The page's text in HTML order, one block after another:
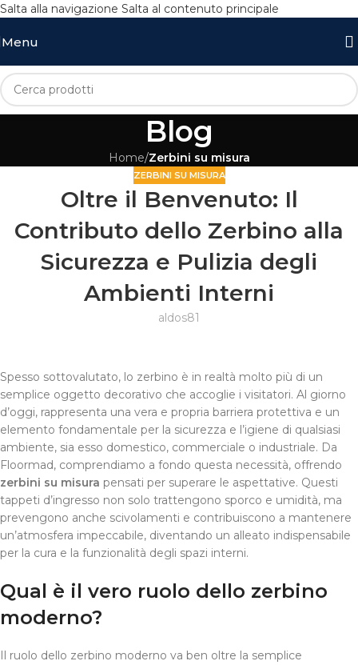
Salta alla navigazione Salta al contenuto principale
Menu
Blog
Home/Zerbini su misura
ZERBINI SU MISURA
Oltre il Benvenuto: Il
Contributo dello Zerbino alla
Sicurezza e Pulizia degli
Ambienti Interni
aldos81
Spesso sottovalutato, lo zerbino è in realtà molto più di un
semplice oggetto decorativo che accoglie i visitatori. Al giorno
d’oggi, rappresenta una vera e propria barriera protettiva e un
elemento fondamentale per la sicurezza e l’igiene di qualsiasi
ambiente, sia esso domestico, commerciale o industriale. Da
Floormad, comprendiamo a fondo questa necessità, offrendo
zerbini su misura pensati per superare le aspettative. Questi
tappeti d’ingresso non solo trattengono sporco e umidità, ma
prevengono anche scivolamenti e contribuiscono a mantenere
un’atmosfera impeccabile, diventando un alleato indispensabile
per la cura e la funzionalità degli spazi interni.
Qual è il vero ruolo dello zerbino
moderno?
Il ruolo dello zerbino moderno va ben oltre la semplice